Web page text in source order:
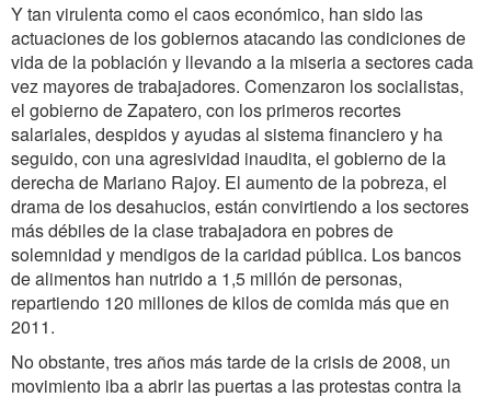
Y tan virulenta como el caos económico, han sido las
actuaciones de los gobiernos atacando las condiciones de
vida de la población y llevando a la miseria a sectores cada
vez mayores de trabajadores. Comenzaron los socialistas,
el gobierno de Zapatero, con los primeros recortes
salariales, despidos y ayudas al sistema financiero y ha
seguido, con una agresividad inaudita, el gobierno de la
derecha de Mariano Rajoy. El aumento de la pobreza, el
drama de los desahucios, están convirtiendo a los sectores
más débiles de la clase trabajadora en pobres de
solemnidad y mendigos de la caridad pública. Los bancos
de alimentos han nutrido a 1,5 millón de personas,
repartiendo 120 millones de kilos de comida más que en
2011.
No obstante, tres años más tarde de la crisis de 2008, un
movimiento iba a abrir las puertas a las protestas contra la